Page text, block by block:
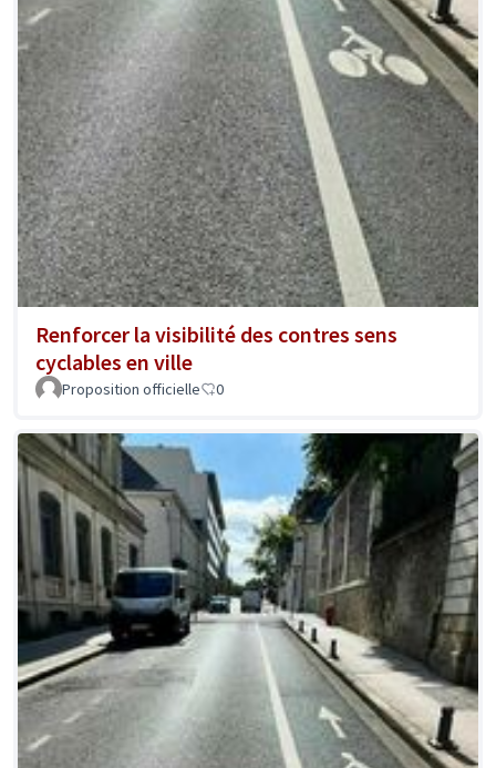
Renforcer la visibilité des contres sens
cyclables en ville
Proposition officielle 0